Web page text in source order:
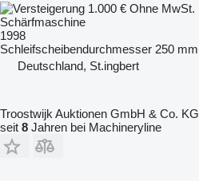
1.000 € Ohne MwSt.
Schärfmaschine
1998
Schleifscheibendurchmesser 250 mm
Deutschland, St.ingbert
Troostwijk Auktionen GmbH & Co. KG
seit 8 Jahren bei Machineryline